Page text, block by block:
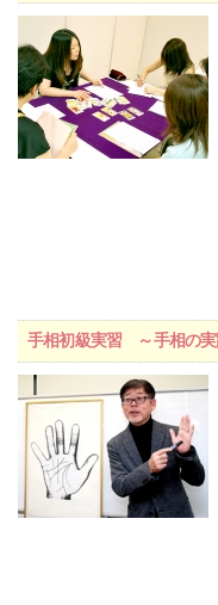
手相初級実習 ～手相の実